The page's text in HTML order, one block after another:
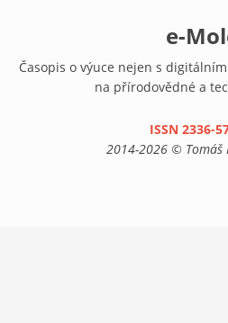
e-
Časopis o výuce nejen s
na přírodovědné a
ISSN 2336-
2014-2026 © Tomáš